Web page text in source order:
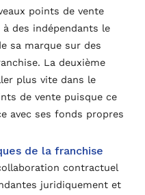
points de vente
à des indépendants le
sa marque sur des
La deuxième
plus vite dans le
de vente puisque ce
avec ses fonds propres
de la franchise
contractuel
juridiquement et